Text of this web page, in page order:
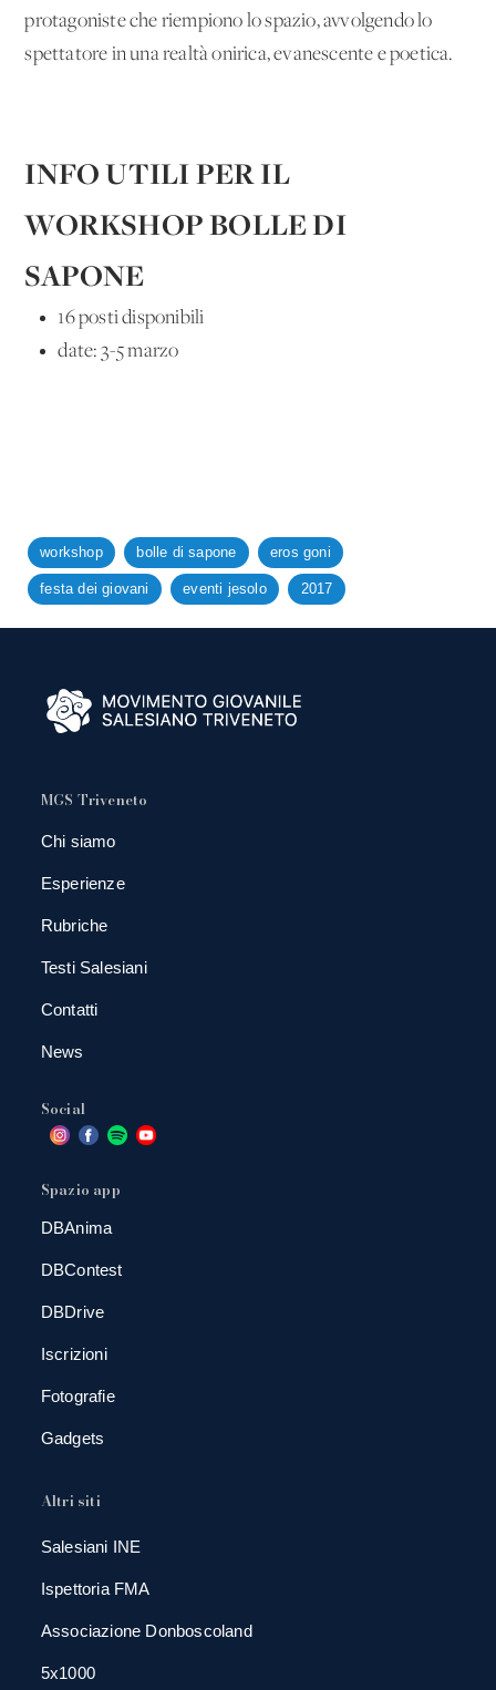
protagoniste che riempiono lo spazio, avvolgendo lo
spettatore in una realtà onirica, evanescente e poetica.
INFO UTILI PER IL
WORKSHOP BOLLE DI
SAPONE
16 posti disponibili
date: 3-5 marzo
workshop bolle di sapone eros goni
festa dei giovani eventi jesolo 2017
MGS Triveneto
Chi siamo
Esperienze
Rubriche
Testi Salesiani
Contatti
News
Social
Spazio app
DBAnima
DBContest
DBDrive
Iscrizioni
Fotografie
Gadgets
Altri siti
Salesiani INE
Ispettoria FMA
Associazione Donboscoland
5x1000